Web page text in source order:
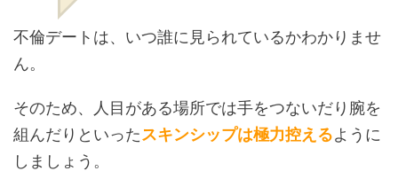
不倫デートは、いつ誰に見られているかわかりませ
ん。
そのため、人目がある場所では手をつないだり腕を
組んだりといったスキンシップは極力控えるように
しましょう。